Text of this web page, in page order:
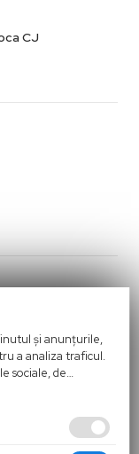
CJ
și anunțurile,
a analiza traficul.
sociale, de
în care
alte informații
lor.